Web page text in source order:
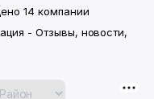
14 компании
- Отзывы, новости,